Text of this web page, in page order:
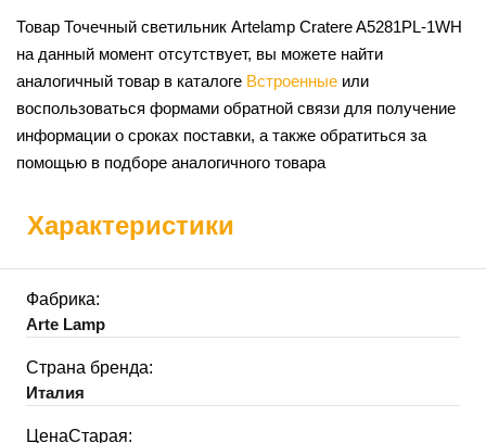
Товар Точечный светильник Artelamp Cratere A5281PL-1WH
на данный момент отсутствует, вы можете найти
аналогичный товар в каталоге Встроенные или
воспользоваться формами обратной связи для получение
информации о сроках поставки, а также обратиться за
помощью в подборе аналогичного товара
Характеристики
Фабрика:
Arte Lamp
Страна бренда:
Италия
ЦенаСтарая: